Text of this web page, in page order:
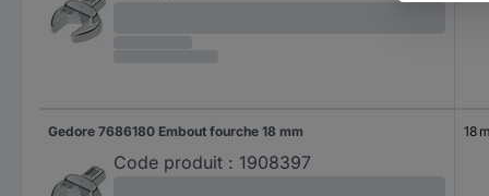
Gedore 7686180 Embout fourche 18 mm
Code produit : 1908397
18